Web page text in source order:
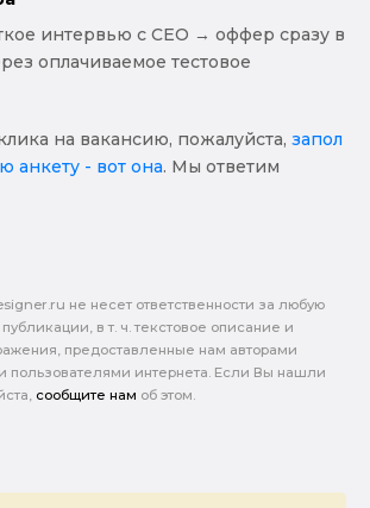
интервью с CEO → оффер сразу в
оплачиваемое тестовое
на вакансию, пожалуйста, запол
анкету - вот она. Мы ответим
не несет ответственности за любую
в т. ч. текстовое описание и
предоставленные нам авторами
пользователями интернета. Если Вы нашли
сообщите нам об этом.